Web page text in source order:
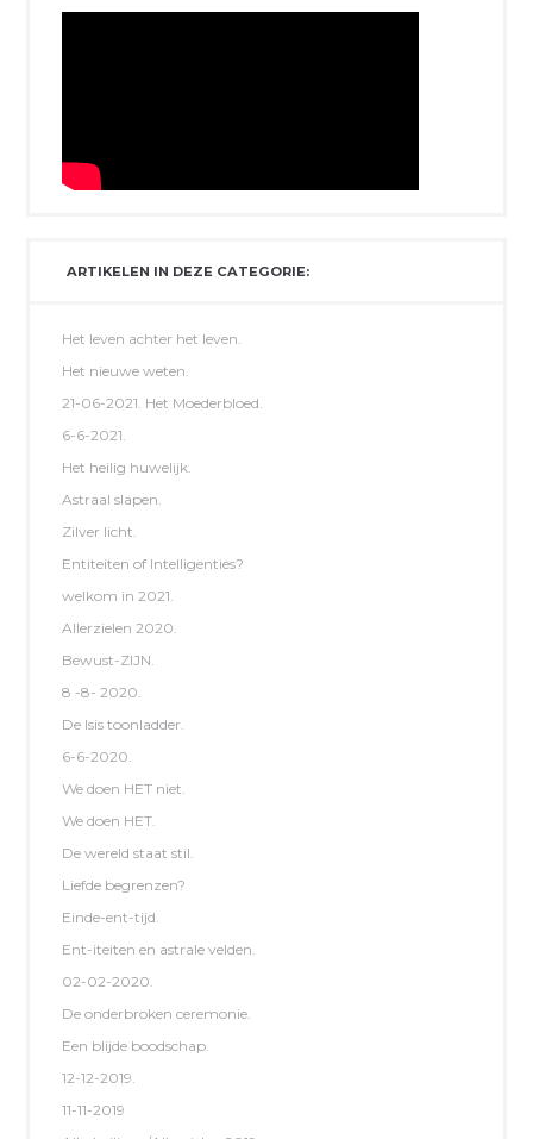
ARTIKELEN IN DEZE CATEGORIE:
Het leven achter het leven.
Het nieuwe weten.
21-06-2021. Het Moederbloed.
6-6-2021.
Het heilig huwelijk.
Astraal slapen.
Zilver licht.
Entiteiten of Intelligenties?
welkom in 2021.
Allerzielen 2020.
Bewust-ZIJN.
8 -8- 2020.
De Isis toonladder.
6-6-2020.
We doen HET niet.
We doen HET.
De wereld staat stil.
Liefde begrenzen?
Einde-ent-tijd.
Ent-iteiten en astrale velden.
02-02-2020.
De onderbroken ceremonie.
Een blijde boodschap.
12-12-2019.
11-11-2019